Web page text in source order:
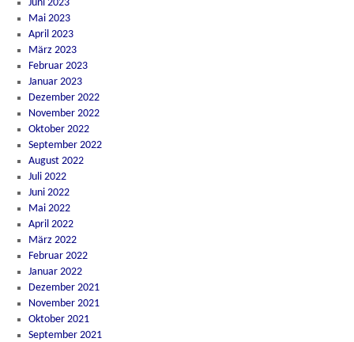
Juni 2023
Mai 2023
April 2023
März 2023
Februar 2023
Januar 2023
Dezember 2022
November 2022
Oktober 2022
September 2022
August 2022
Juli 2022
Juni 2022
Mai 2022
April 2022
März 2022
Februar 2022
Januar 2022
Dezember 2021
November 2021
Oktober 2021
September 2021